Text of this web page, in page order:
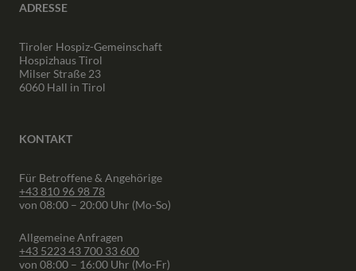
ADRESSE
Tiroler Hospiz-Gemeinschaft
Hospizhaus Tirol
Milser Straße 23
6060 Hall in Tirol
KONTAKT
Für Betroffene & Angehörige
+43 810 96 98 78
von 08:00 – 20:00 Uhr (Mo-So)
Allgemeine Anfragen
+43 5223 43 700 33 600
von 08:00 – 16:00 Uhr (Mo-Fr)